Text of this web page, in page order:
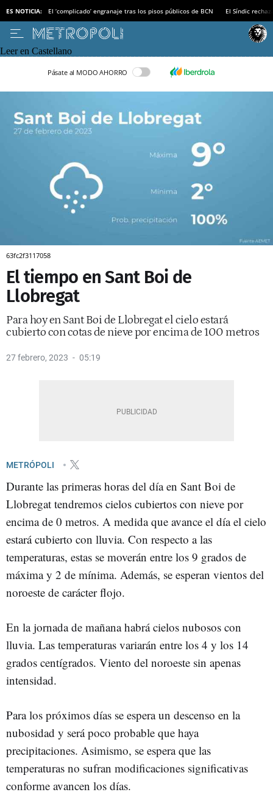
ES NOTICIA: El ‘complicado’ engranaje tras los pisos públicos de BCN El Síndic
Leer en Castellano
Pásate al MODO AHORRO
63fc2f3117058
El tiempo en Sant Boi de
Llobregat
Para hoy en Sant Boi de Llobregat el cielo estará
cubierto con cotas de nieve por encima de 100 metros
27 febrero, 2023 05:19
METRÓPOLI
Durante las primeras horas del día en Sant Boi de
Llobregat tendremos cielos cubiertos con nieve por
encima de 0 metros. A medida que avance el día el cielo
estará cubierto con lluvia. Con respecto a las
temperaturas, estas se moverán entre los 9 grados de
máxima y 2 de mínima. Además, se esperan vientos del
noroeste de carácter flojo.
En la jornada de mañana habrá cielos nubosos con
lluvia. Las temperaturas variarán entre los 4 y los 14
grados centígrados. Viento del noroeste sin apenas
intensidad.
Para los próximos días se espera un descenso en la
nubosidad y será poco probable que haya
precipitaciones. Asimismo, se espera que las
temperaturas no sufran modificaciones significativas
conforme avancen los días.